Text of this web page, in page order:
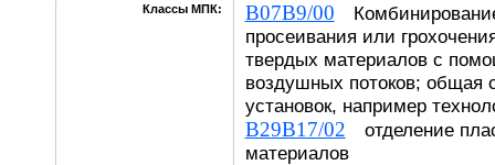
Классы МПК: B07B9/00
просеивания или
твердых материалов с
воздушных потоков; общая
установок, например
B29B17/02 отделение
материалов